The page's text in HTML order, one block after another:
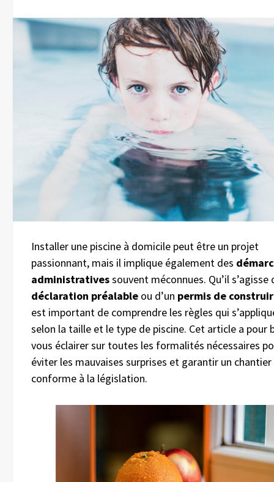
Installer une piscine à domicile peut être un projet
passionnant, mais il implique également des
administrativessouvent méconnues. Qu’il s’agisse
déclaration préalable ou d’un permis de
est important de comprendre les règles qui
selon la taille et le type de piscine. Cet article a pour
vous éclairer sur toutes les formalités nécessaires
éviter les mauvaises surprises et garantir un chantier
conforme à la législation.